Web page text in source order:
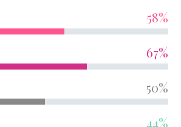
58%
67%
50%
44%